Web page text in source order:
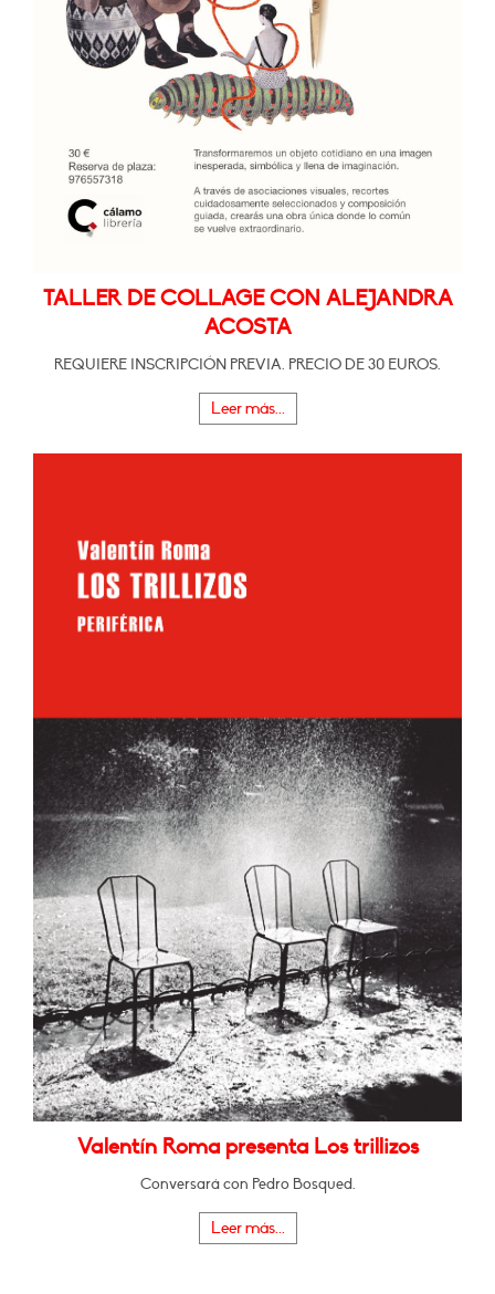
TALLER DE COLLAGE CON ALEJANDRA
ACOSTA
REQUIERE INSCRIPCIÓN PREVIA. PRECIO DE 30 EUROS.
Leer más...
Valentín Roma presenta Los trillizos
Conversará con Pedro Bosqued.
Leer más...